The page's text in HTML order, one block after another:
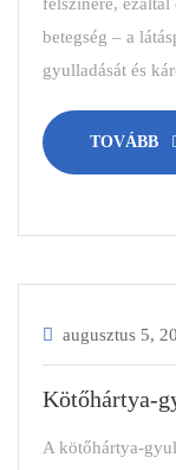
betegség – a
gyulladását és
TOVÁBB
augusztus 5,
Kötőhártya-
A kötőhártya-